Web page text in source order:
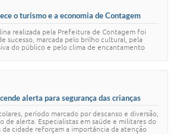
o turismo e a economia de Contagem
realizada pela Prefeitura de Contagem foi
sucesso, marcada pelo brilho cultural, pela
do público e pelo clima de encantamento
alerta para segurança das crianças
período marcado por descanso e diversão,
de alerta. Especialistas em saúde e militares do
da cidade reforçam a importância da atenção